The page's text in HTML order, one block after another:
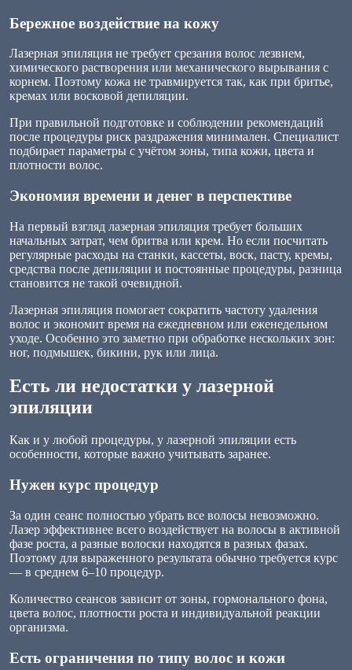
Бережное воздействие на кожу
Лазерная эпиляция не требует срезания волос лезвием,
химического растворения или механического вырывания с
корнем. Поэтому кожа не травмируется так, как при бритье,
кремах или восковой депиляции.
При правильной подготовке и соблюдении рекомендаций
после процедуры риск раздражения минимален. Специалист
подбирает параметры с учётом зоны, типа кожи, цвета и
плотности волос.
Экономия времени и денег в перспективе
На первый взгляд лазерная эпиляция требует больших
начальных затрат, чем бритва или крем. Но если посчитать
регулярные расходы на станки, кассеты, воск, пасту, кремы,
средства после депиляции и постоянные процедуры, разница
становится не такой очевидной.
Лазерная эпиляция помогает сократить частоту удаления
волос и экономит время на ежедневном или еженедельном
уходе. Особенно это заметно при обработке нескольких зон:
ног, подмышек, бикини, рук или лица.
Есть ли недостатки у лазерной
эпиляции
Как и у любой процедуры, у лазерной эпиляции есть
особенности, которые важно учитывать заранее.
Нужен курс процедур
За один сеанс полностью убрать все волосы невозможно.
Лазер эффективнее всего воздействует на волосы в активной
фазе роста, а разные волоски находятся в разных фазах.
Поэтому для выраженного результата обычно требуется курс
— в среднем 6–10 процедур.
Количество сеансов зависит от зоны, гормонального фона,
цвета волос, плотности роста и индивидуальной реакции
организма.
Есть ограничения по типу волос и кожи